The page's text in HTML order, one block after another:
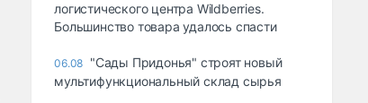
логистического центра Wildberries.
Большинство товара удалось спасти
06.08 "Сады Придонья" строят новый
мультифункциональный склад сырья